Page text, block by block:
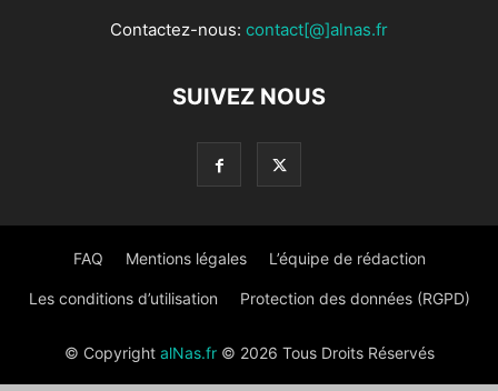
Contactez-nous: contact[@]alnas.fr
SUIVEZ NOUS
FAQ Mentions légales L’équipe de rédaction
Les conditions d’utilisation Protection des données (RGPD)
© Copyright alNas.fr© 2026 Tous Droits Réservés